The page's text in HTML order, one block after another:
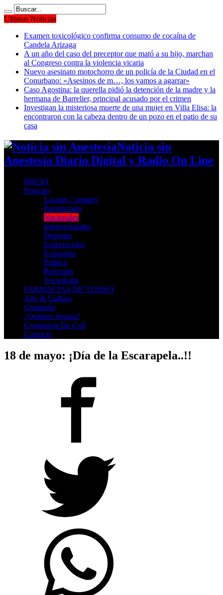
Ultimas Noticias
Examen toxicológico confirma consumo de cocaína de
Candela Arizaga
A un año del caso del preceptor que mató a su hijo, marchan
al Congreso contra la violencia vicaria
Nuevo asesinato motochorro de un policía de la Ciudad en el
Conurbano: «Asesinos de m…, los vamos a agarrar»
Caso Agostina: la querella pidió la detención de la madre y la
hermana de Barrelier, principal acusado por el crimen
Investigan la misteriosa muerte de una mujer en Villa Elisa: la
encontraron con la cabeza dentro de un pozo en el patio de su
casa
Noticia sin
Anestesia Diario Digital y Radio On Line
INICIO
Noticias
Locales / zonales
Provinciales
Nacionales
Internacionales
Deportes
Espectaculos
Economia
Politica
Policiales
Tecnologia
FARMACIAS DE TURNO
Arte & Cultura
Gremiales
¿Quienes Somos?
Constancia De Cuil
Contacto
18 de mayo: ¡Día de la Escarapela..!!